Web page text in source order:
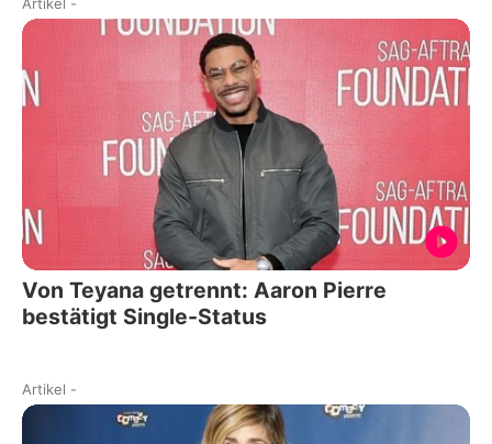
Von Teyana getrennt: Aaron Pierre
bestätigt Single-Status
Artikel -